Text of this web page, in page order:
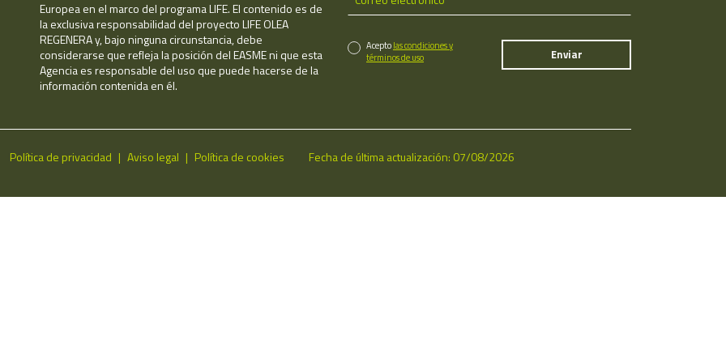
Europea en el marco del programa LIFE. El contenido es de
la exclusiva responsabilidad del proyecto LIFE OLEA
REGENERA y, bajo ninguna circunstancia, debe
considerarse que refleja la posición del EASME ni que esta
Agencia es responsable del uso que puede hacerse de la
información contenida en él.
Aceptolas condiciones y
términos de uso
Política de privacidad Aviso legal Política de cookies Fecha de última actualización: 07/08/2026